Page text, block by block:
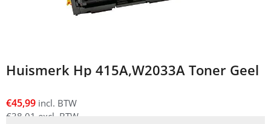
Huismerk Hp 415A,W2033A Toner Geel
€45,99 incl. BTW
€38,01 excl. BTW